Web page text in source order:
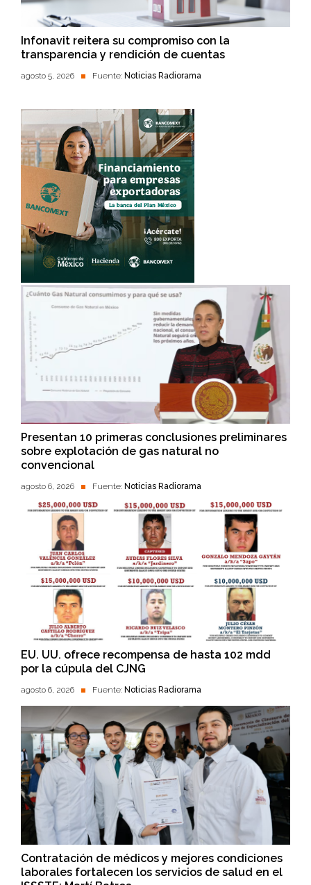
Infonavit reitera su compromiso con la
transparencia y rendición de cuentas
agosto 5, 2026 Fuente: Noticias Radiorama
Presentan 10 primeras conclusiones preliminares
sobre explotación de gas natural no
convencional
agosto 6, 2026 Fuente: Noticias Radiorama
EU. UU. ofrece recompensa de hasta 102 mdd
por la cúpula del CJNG
agosto 6, 2026 Fuente: Noticias Radiorama
Contratación de médicos y mejores condiciones
laborales fortalecen los servicios de salud en el